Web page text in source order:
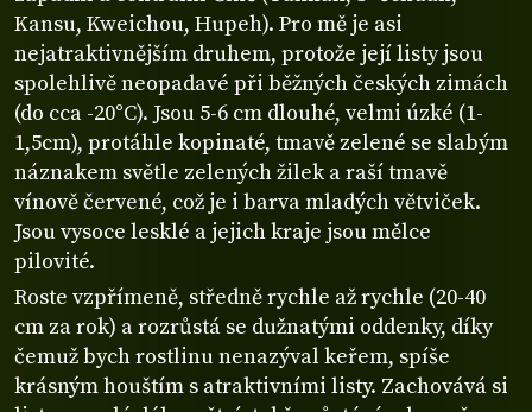
Kansu, Kweichou, Hupeh). Pro mě je asi
nejatraktivnějším druhem, protože její listy jsou
spolehlivě neopadavé při běžných českých zimách
(do cca -20°C). Jsou 5-6 cm dlouhé, velmi úzké (1-
1,5cm), protáhle kopinaté, tmavě zelené se slabým
náznakem světle zelených žilek a raší tmavě
vínově červené, což je i barva mladých větviček.
Jsou vysoce lesklé a jejich kraje jsou mělce
pilovité.
Roste vzpřímeně, středně rychle až rychle (20-40
cm za rok) a rozrůstá se dužnatými oddenky, díky
čemuž bych rostlinu nenazýval keřem, spíše
krásným houštím s atraktivními listy. Zachovává si